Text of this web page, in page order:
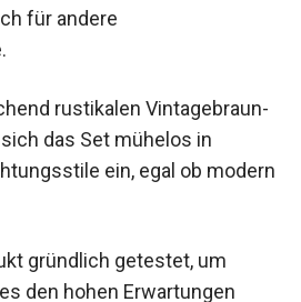
für andere
rustikalen Vintagebraun-
das Set mühelos in
ein, egal ob modern
gründlich getestet, um
den hohen Erwartungen